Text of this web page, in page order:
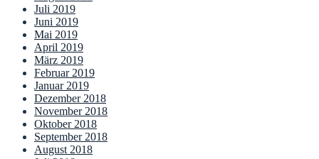
Juli 2019
Juni 2019
Mai 2019
April 2019
März 2019
Februar 2019
Januar 2019
Dezember 2018
November 2018
Oktober 2018
September 2018
August 2018